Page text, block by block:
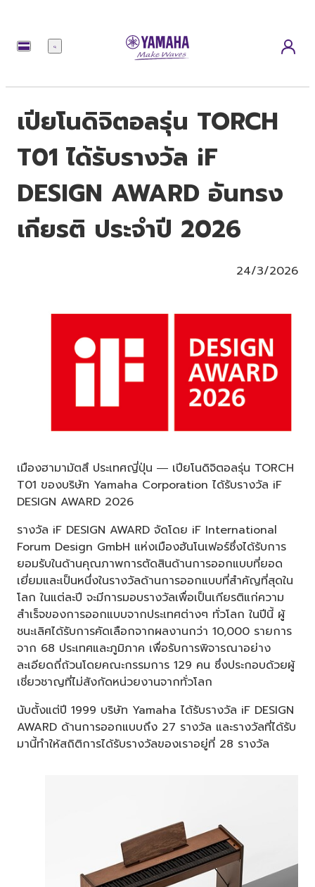
เมนู
เปียโนดิจิตอลรุ่น TORCH
T01 ได้รับรางวัล iF
DESIGN AWARD อันทรง
เกียรติ ประจำปี 2026
24/3/2026
เมืองฮามามัตสึ ประเทศญี่ปุ่น ― เปียโนดิจิตอลรุ่น TORCH
T01 ของบริษัท Yamaha Corporation ได้รับรางวัล iF
DESIGN AWARD 2026
รางวัล iF DESIGN AWARD จัดโดย iF International
Forum Design GmbH แห่งเมืองฮันโนเฟอร์ซึ่งได้รับการ
ยอมรับในด้านคุณภาพการตัดสินด้านการออกแบบที่ยอด
เยี่ยมและเป็นหนึ่งในรางวัลด้านการออกแบบที่สำคัญที่สุดใน
โลก ในแต่ละปี จะมีการมอบรางวัลเพื่อเป็นเกียรติแก่ความ
สำเร็จของการออกแบบจากประเทศต่างๆ ทั่วโลก ในปีนี้ ผู้
ชนะเลิศได้รับการคัดเลือกจากผลงานกว่า 10,000 รายการ
จาก 68 ประเทศและภูมิภาค เพื่อรับการพิจารณาอย่าง
ละเอียดถี่ถ้วนโดยคณะกรรมการ 129 คน ซึ่งประกอบด้วยผู้
เชี่ยวชาญที่ไม่สังกัดหน่วยงานจากทั่วโลก
นับตั้งแต่ปี 1999 บริษัท Yamaha ได้รับรางวัล iF DESIGN
AWARD ด้านการออกแบบถึง 27 รางวัล และรางวัลที่ได้รับ
มานี้ทำให้สถิติการได้รับรางวัลของเราอยู่ที่ 28 รางวัล